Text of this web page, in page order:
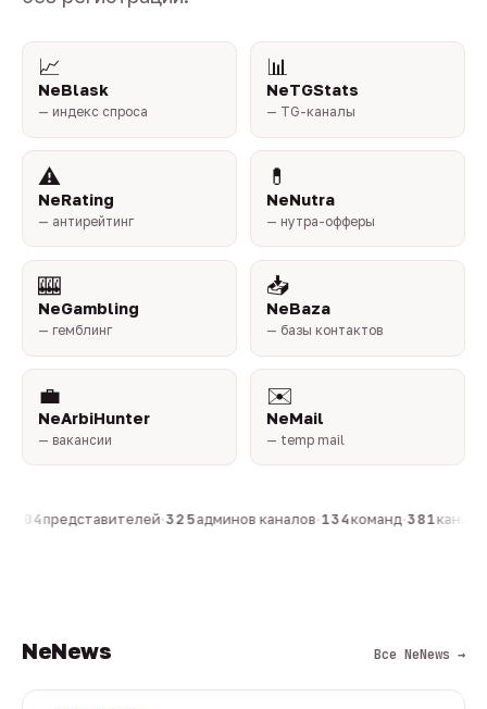
📈
NeBlask
— индекс спроса
📊
NeTGStats
— TG-каналы
⚠️
NeRating
— антирейтинг
💊
NeNutra
— нутра-офферы
🎰
NeGambling
— гемблинг
📥
NeBaza
— базы контактов
💼
NeArbiHunter
— вакансии
✉️
NeMail
— temp mail
804представителей·325админов каналов·134команд·381каналов
NeNews Все NeNews →